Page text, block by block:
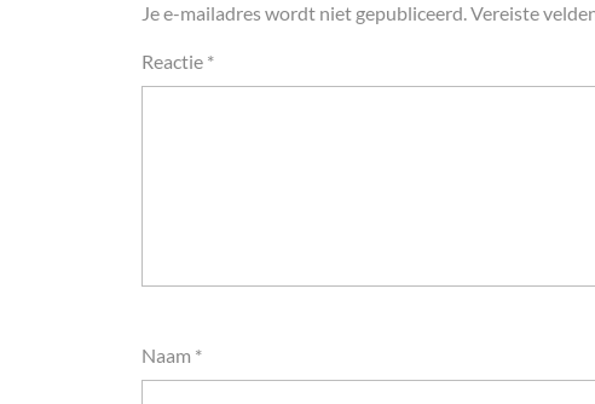
Je e-mailadres wordt niet gepubliceerd.Vereiste
Reactie *
Naam *